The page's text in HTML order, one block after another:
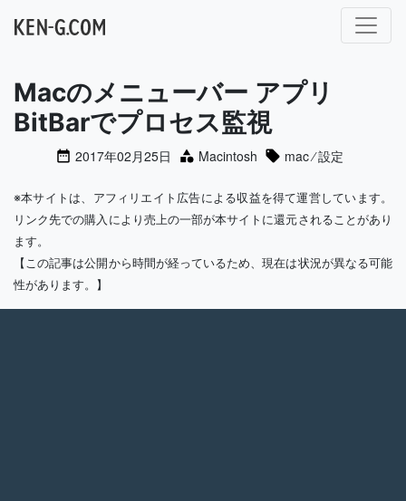
メインナビゲーション
Macのメニューバー アプリ
BitBarでプロセス監視
2017年02月25日 Macintosh mac⁄設定
※本サイトは、アフィリエイト広告による収益を得て運営しています。
リンク先での購入により売上の一部が本サイトに還元されることがあり
ます。
【この記事は公開から時間が経っているため、現在は状況が異なる可能
性があります。】